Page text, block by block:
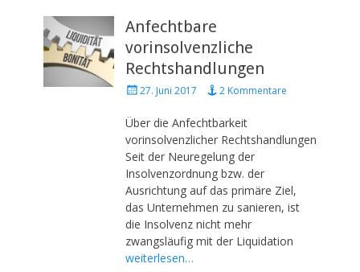
Anfechtbare
vorinsolvenzliche
Rechtshandlungen
P
s
e
d
o
n
27. Juni 2017 2 Kommentare
Über die Anfechtbarkeit
vorinsolvenzlicher Rechtshandlungen
Seit der Neuregelung der
Insolvenzordnung bzw. der
Ausrichtung auf das primäre Ziel,
das Unternehmen zu sanieren, ist
die Insolvenz nicht mehr
zwangsläufig mit der Liquidation
weiterlesen…